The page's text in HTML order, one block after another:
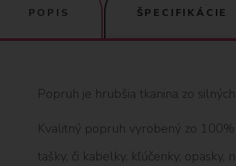
POPIS ŠPECIFIKÁCIE
Popruh je hrubšia tkanina zo
Kvalitný popruh vyrobený zo
tašky, či kabelky, kľúčenky,